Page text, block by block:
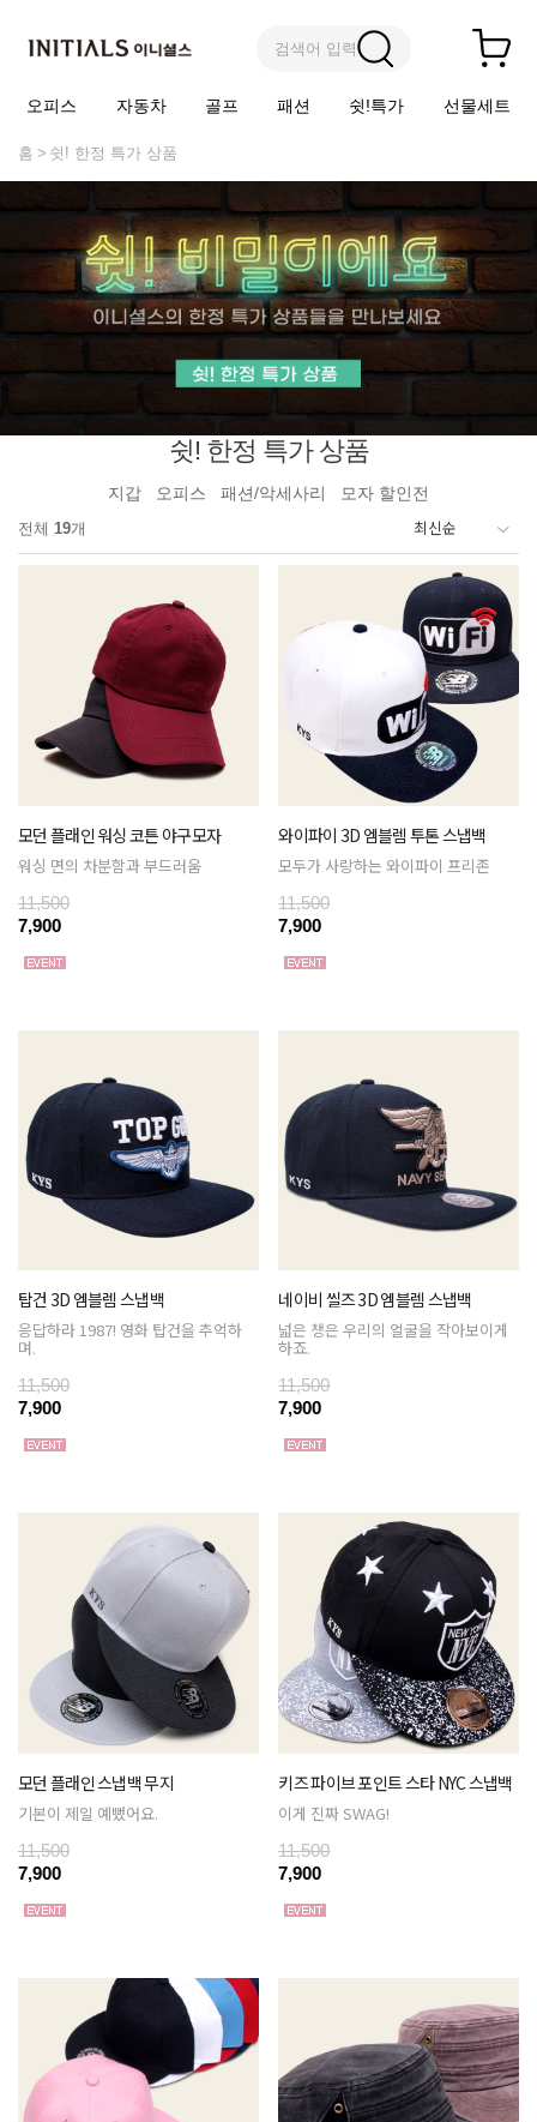
검색어 입력
오피스 자동차 골프 패션 쉿!특가 선물세트
홈 쉿! 한정 특가 상품
쉿! 한정 특가 상품
지갑 오피스 패션/악세사리 모자 할인전
전체 19개
모던 플래인 워싱 코튼 야구모자
워싱 면의 차분함과 부드러움
11,500
7,900
와이파이 3D 엠블렘 투톤 스냅백
모두가 사랑하는 와이파이 프리존
11,500
7,900
탑건 3D 엠블렘 스냅백
응답하라 1987! 영화 탑건을 추억하
며.
11,500
7,900
네이비 씰즈 3D 엠블렘 스냅백
넓은 챙은 우리의 얼굴을 작아보이게
하죠.
11,500
7,900
모던 플래인 스냅백 무지
기본이 제일 예뻤어요.
11,500
7,900
키즈 파이브 포인트 스타 NYC 스냅백
이게 진짜 SWAG!
11,500
7,900